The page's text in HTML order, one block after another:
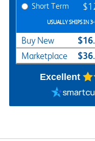
Short Term
USUALLY SHIPS IN
Buy New
Marketplace
Excellent